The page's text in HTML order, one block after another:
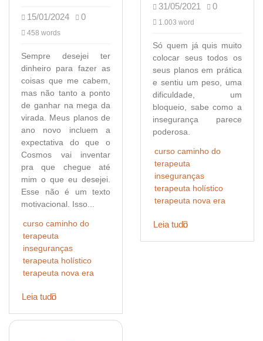
15/01/2024 0
458 words
Sempre desejei ter
dinheiro para fazer as
coisas que me cabem,
mas não tanto a ponto
de ganhar na mega da
virada. Meus planos de
ano novo incluem a
expectativa do que o
Cosmos vai inventar
pra que chegue até
mim o que eu desejei.
Esse não é um texto
motivacional. Isso...
curso caminho do
terapeuta
inseguranças
terapeuta holístico
terapeuta nova era
Leia tudo
31/05/2021 0
1.003 word
Só quem já quis muito
colocar seus todos os
seus planos em prática
e sentiu um peso, uma
dificuldade, um
bloqueio, sabe como a
insegurança parece
poderosa.​
curso caminho do
terapeuta
inseguranças
terapeuta holístico
terapeuta nova era
Leia tudo